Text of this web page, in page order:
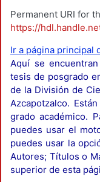
Permanent URI for
https://
Ir a página principal
Aquí se
tesis de posgrado
de la División de
Azcapotzalco.
grado académico.
puedes usar el
puedes usar la
Autores; Títulos o
superior de esta